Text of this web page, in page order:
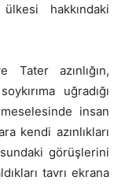
hakkındaki
Tater azınlığın,
uğradığı
insan
kendi azınlıkları
görüşlerini
tavrı ekrana